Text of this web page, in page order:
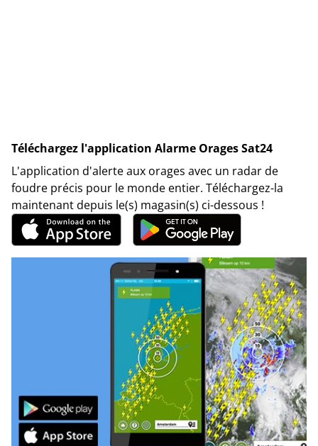
Téléchargez l'application Alarme Orages Sat24
L'application d'alerte aux orages avec un radar de
foudre précis pour le monde entier. Téléchargez-la
maintenant depuis le(s) magasin(s) ci-dessous !